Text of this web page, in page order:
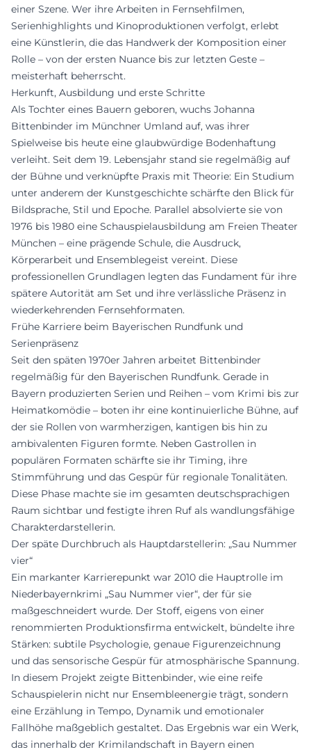
einer Szene. Wer ihre Arbeiten in Fernsehfilmen,
Serienhighlights und Kinoproduktionen verfolgt, erlebt
eine Künstlerin, die das Handwerk der Komposition einer
Rolle – von der ersten Nuance bis zur letzten Geste –
meisterhaft beherrscht.
Herkunft, Ausbildung und erste Schritte
Als Tochter eines Bauern geboren, wuchs Johanna
Bittenbinder im Münchner Umland auf, was ihrer
Spielweise bis heute eine glaubwürdige Bodenhaftung
verleiht. Seit dem 19. Lebensjahr stand sie regelmäßig auf
der Bühne und verknüpfte Praxis mit Theorie: Ein Studium
unter anderem der Kunstgeschichte schärfte den Blick für
Bildsprache, Stil und Epoche. Parallel absolvierte sie von
1976 bis 1980 eine Schauspielausbildung am Freien Theater
München – eine prägende Schule, die Ausdruck,
Körperarbeit und Ensemblegeist vereint. Diese
professionellen Grundlagen legten das Fundament für ihre
spätere Autorität am Set und ihre verlässliche Präsenz in
wiederkehrenden Fernsehformaten.
Frühe Karriere beim Bayerischen Rundfunk und
Serienpräsenz
Seit den späten 1970er Jahren arbeitet Bittenbinder
regelmäßig für den Bayerischen Rundfunk. Gerade in
Bayern produzierten Serien und Reihen – vom Krimi bis zur
Heimatkomödie – boten ihr eine kontinuierliche Bühne, auf
der sie Rollen von warmherzigen, kantigen bis hin zu
ambivalenten Figuren formte. Neben Gastrollen in
populären Formaten schärfte sie ihr Timing, ihre
Stimmführung und das Gespür für regionale Tonalitäten.
Diese Phase machte sie im gesamten deutschsprachigen
Raum sichtbar und festigte ihren Ruf als wandlungsfähige
Charakterdarstellerin.
Der späte Durchbruch als Hauptdarstellerin: „Sau Nummer
vier“
Ein markanter Karrierepunkt war 2010 die Hauptrolle im
Niederbayernkrimi „Sau Nummer vier“, der für sie
maßgeschneidert wurde. Der Stoff, eigens von einer
renommierten Produktionsfirma entwickelt, bündelte ihre
Stärken: subtile Psychologie, genaue Figurenzeichnung
und das sensorische Gespür für atmosphärische Spannung.
In diesem Projekt zeigte Bittenbinder, wie eine reife
Schauspielerin nicht nur Ensembleenergie trägt, sondern
eine Erzählung in Tempo, Dynamik und emotionaler
Fallhöhe maßgeblich gestaltet. Das Ergebnis war ein Werk,
das innerhalb der Krimilandschaft in Bayern einen